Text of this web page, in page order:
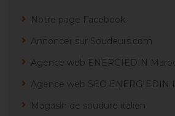
Notre page Facebook
Annoncer sur Soudeurs.com
Agence web ENERGIEDIN
Agence web SEO ENERGIEDIN
Magasin de soudure italien